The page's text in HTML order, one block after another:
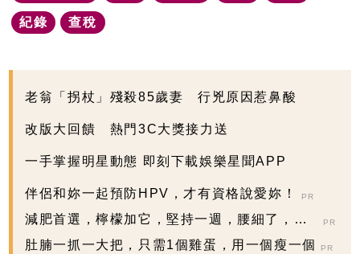
紀錄 查稅
老翁「拐杖」殘殺85歲妻 行兇原因惹鼻酸
改版大回饋 熱門3C大獎接力送
一手掌握明星動態 即刻下載娛樂星聞APP
伴侶和妳一起預防HPV，才有資格說愛妳！ PR
減肥首選，檸檬加它，堅持一週，腰細了，瘦
到你懷疑人生
PR
肚腩一抓一大把，只需1個雞蛋，用一個瘦一個 PR